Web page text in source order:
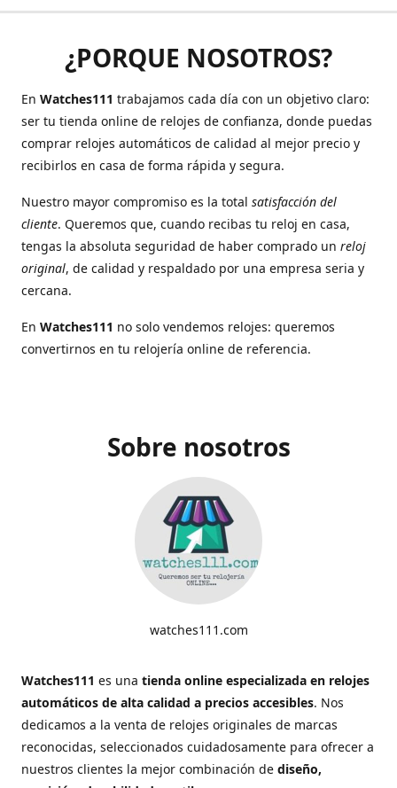
¿PORQUE NOSOTROS?
En Watches111 trabajamos cada día con un objetivo claro:
ser tu tienda online de relojes de confianza, donde puedas
comprar relojes automáticos de calidad al mejor precio y
recibirlos en casa de forma rápida y segura.
Nuestro mayor compromiso es la total satisfacción del
cliente. Queremos que, cuando recibas tu reloj en casa,
tengas la absoluta seguridad de haber comprado un reloj
original, de calidad y respaldado por una empresa seria y
cercana.
En Watches111 no solo vendemos relojes: queremos
convertirnos en tu relojería online de referencia.
Sobre nosotros
watches111.com
Watches111 es una tienda online especializada en relojes
automáticos de alta calidad a precios accesibles. Nos
dedicamos a la venta de relojes originales de marcas
reconocidas, seleccionados cuidadosamente para ofrecer a
nuestros clientes la mejor combinación de diseño,